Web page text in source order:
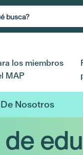
los miembros
MAP
Nosotros